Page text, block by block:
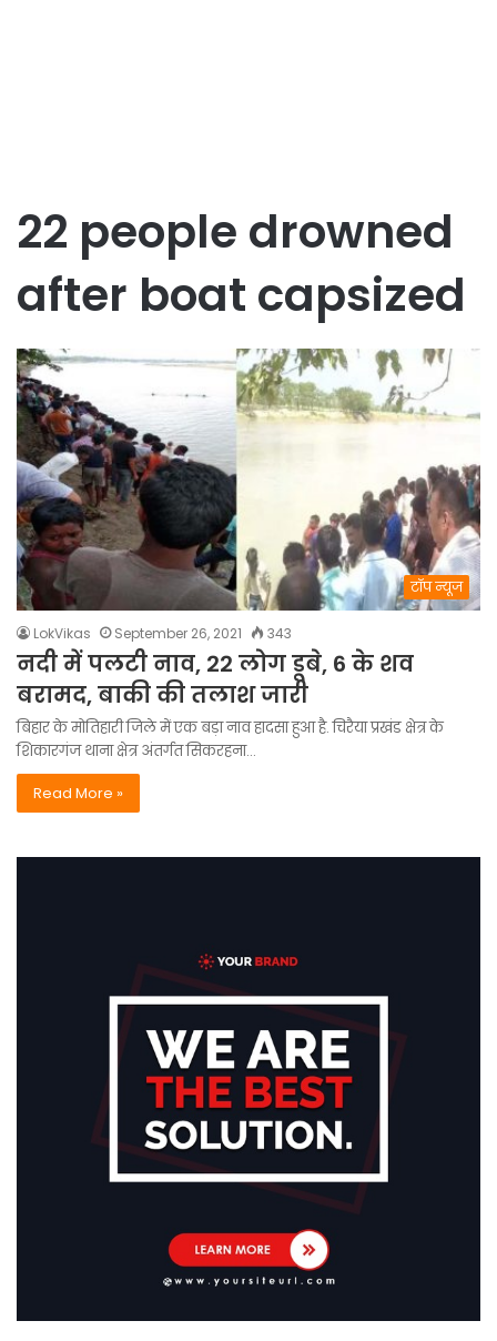
22 people drowned
after boat capsized
टॉप न्यूज
LokVikas September 26, 2021 343
नदी में पलटी नाव, 22 लोग डूबे, 6 के शव
बरामद, बाकी की तलाश जारी
बिहार के मोतिहारी जिले में एक बड़ा नाव हादसा हुआ है. चिरैया प्रखंड क्षेत्र के
शिकारगंज थाना क्षेत्र अंतर्गत सिकरहना…
Read More »